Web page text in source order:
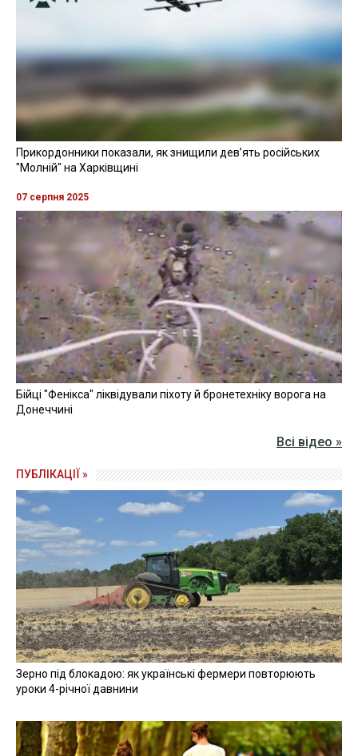
Прикордонники показали, як знищили девʼять російських
"Молній" на Харківщині
07 серпня 2025
Бійці "Фенікса" ліквідували піхоту й бронетехніку ворога на
Донеччині
Всі відео »
ПУБЛІКАЦІЇ »
Зерно під блокадою: як українські фермери повторюють
уроки 4-річної давнини